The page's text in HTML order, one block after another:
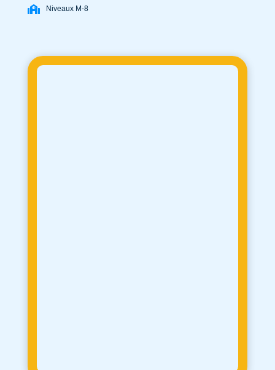
Niveaux M-8